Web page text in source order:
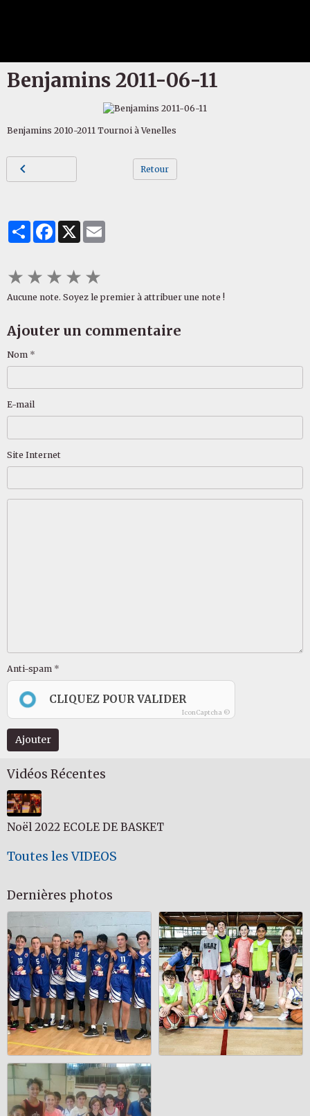
Benjamins 2011-06-11
Benjamins 2010-2011 Tournoi à Venelles
Retour
PartagerFacebook
X
★★★★★
Aucune note. Soyez le premier à attribuer une note !
Ajouter un commentaire
Nom
E-mail
Site Internet
Anti-spam
CLIQUEZ POUR VALIDER
IconCaptcha ©
Ajouter
Vidéos Récentes
Noël 2022 ECOLE DE BASKET
Toutes les VIDEOS
Dernières photos